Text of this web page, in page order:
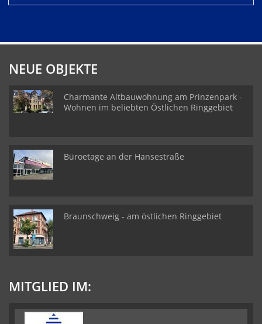
NEUE OBJEKTE
Charmante Altbauwohnung am Prinzenpark -
Wohnen im beliebten Östlichen Ringgebiet
Büroetage an der Hansestraße
Braunschweig - am östlichen Ringgebiet
MITGLIED IM: